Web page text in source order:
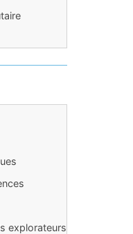
explorateurs